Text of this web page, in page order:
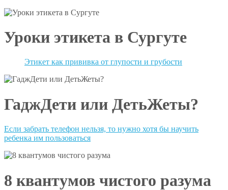
Уроки этикета в Сургуте
Этикет как прививка от глупости и грубости
ГаджДети или ДетьЖеты?
Если забрать телефон нельзя, то нужно хотя бы научить
ребенка им пользоваться
8 квантумов чистого разума